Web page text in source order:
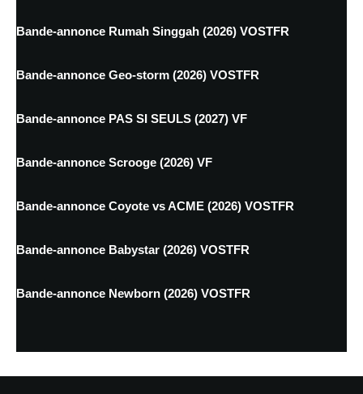
Bande-annonce Rumah Singgah (2026) VOSTFR
Bande-annonce Geo-storm (2026) VOSTFR
Bande-annonce PAS SI SEULS (2027) VF
Bande-annonce Scrooge (2026) VF
Bande-annonce Coyote vs ACME (2026) VOSTFR
Bande-annonce Babystar (2026) VOSTFR
Bande-annonce Newborn (2026) VOSTFR